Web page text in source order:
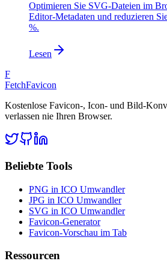
Optimieren Sie SVG-Dateien im
Editor-Metadaten und reduzieren
%.
Lesen
F
FetchFavicon
Kostenlose Favicon-, Icon- und Bild-
verlassen nie Ihren Browser.
Beliebte Tools
PNG in ICO Umwandler
JPG in ICO Umwandler
SVG in ICO Umwandler
Favicon-Generator
Favicon-Vorschau im Tab
Ressourcen